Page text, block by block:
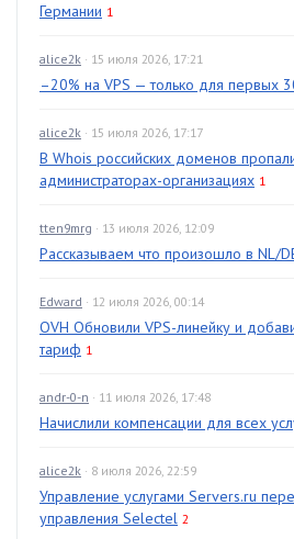
Германии 1
alice2k · 15 июля 2026, 17:21
–20% на VPS — только для первых
alice2k · 15 июля 2026, 17:17
В Whois российских доменов
администраторах-организациях 1
tten9mrg · 13 июля 2026, 12:09
Рассказываем что произошло в NL/
Edward · 12 июля 2026, 00:14
OVH Обновили VPS-линейку и
тариф 1
andr-0-n · 11 июля 2026, 17:48
Начислили компенсации для всех
alice2k · 8 июля 2026, 22:59
Управление услугами Servers.ru
управления Selectel 2